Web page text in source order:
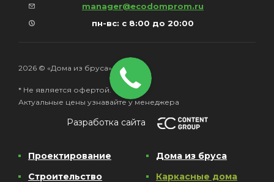
manager@ecodomprom.ru
пн-вс: с 8:00 до 20:00
2026 © «Дома из бруса»
* Не является офертой.
Актуальные цены узнавайте у менеджера
Разработка сайта
Проектирование
Строительство
Дома из бруса
Каркасные дома